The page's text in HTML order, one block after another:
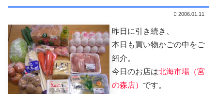
2006.01.11
昨日に引き続き、
本日も買い物かごの中をご
紹介。
今日のお店は北海市場（宮
の森店） です。